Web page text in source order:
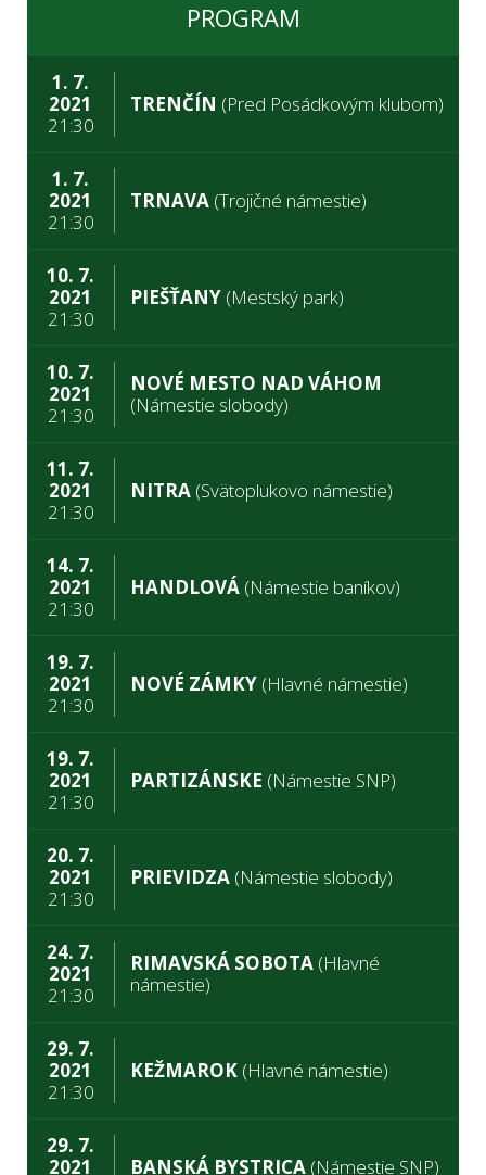
PROGRAM
1. 7.
2021
21:30
TRENČÍN (Pred Posádkovým klubom)
1. 7.
2021
21:30
TRNAVA (Trojičné námestie)
10. 7.
2021
21:30
PIEŠŤANY (Mestský park)
10. 7.
2021
21:30
NOVÉ MESTO NAD VÁHOM
(Námestie slobody)
11. 7.
2021
21:30
NITRA (Svätoplukovo námestie)
14. 7.
2021
21:30
HANDLOVÁ (Námestie baníkov)
19. 7.
2021
21:30
NOVÉ ZÁMKY (Hlavné námestie)
19. 7.
2021
21:30
PARTIZÁNSKE (Námestie SNP)
20. 7.
2021
21:30
PRIEVIDZA (Námestie slobody)
24. 7.
2021
21:30
RIMAVSKÁ SOBOTA (Hlavné
námestie)
29. 7.
2021
21:30
KEŽMAROK (Hlavné námestie)
29. 7.
2021
BANSKÁ BYSTRICA (Námestie SNP)